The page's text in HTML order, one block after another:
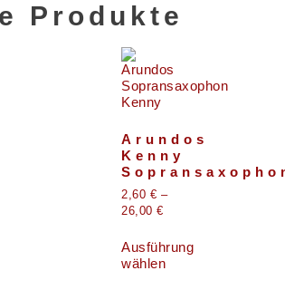
Produkte
Arundos
Kenny
2,60 € –
26,00 €
Ausführung
wählen